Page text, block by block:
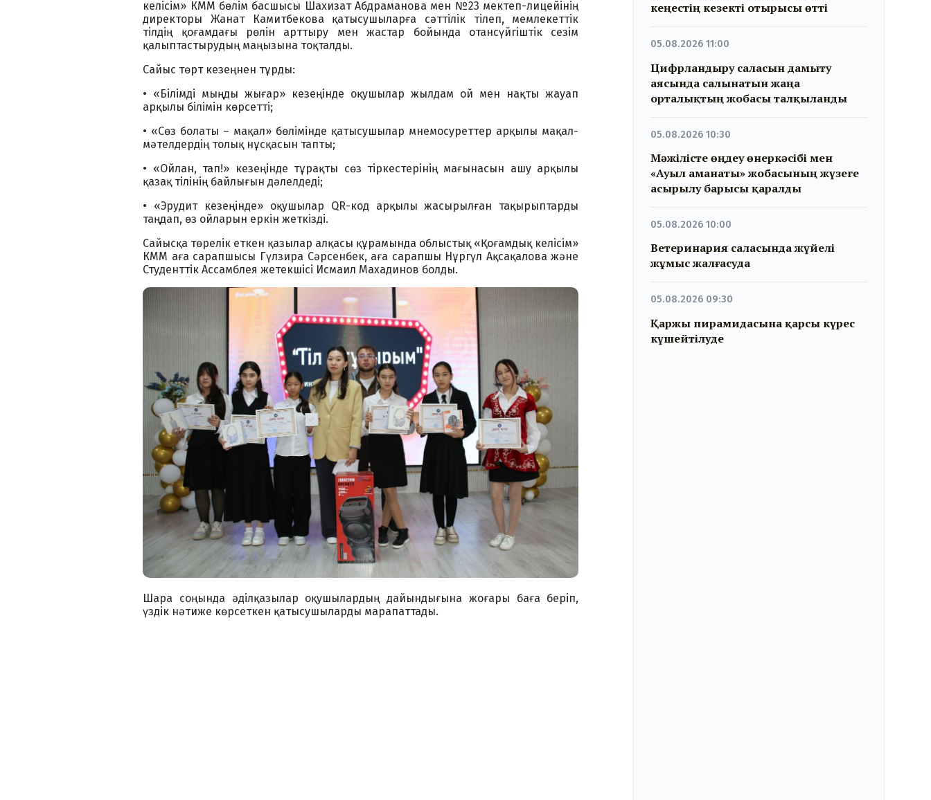
келісім» КММ бөлім басшысы Шахизат Абдраманова мен №23 мектеп-лицейінің
директоры Жанат Камитбекова қатысушыларға сәттілік тілеп, мемлекеттік
тілдің қоғамдағы рөлін арттыру мен жастар бойында отансүйгіштік сезім
қалыптастырудың маңызына тоқталды.
Сайыс төрт кезеңнен тұрды:
• «Білімді мыңды жығар» кезеңінде оқушылар жылдам ой мен нақты жауап
арқылы білімін көрсетті;
• «Сөз болаты – мақал» бөлімінде қатысушылар мнемосуреттер арқылы мақал-
мәтелдердің толық нұсқасын тапты;
• «Ойлан, тап!» кезеңінде тұрақты сөз тіркестерінің мағынасын ашу арқылы
қазақ тілінің байлығын дәлелдеді;
• «Эрудит кезеңінде» оқушылар QR-код арқылы жасырылған тақырыптарды
таңдап, өз ойларын еркін жеткізді.
Сайысқа төрелік еткен қазылар алқасы құрамында облыстық «Қоғамдық келісім»
КММ аға сарапшысы Гүлзира Сәрсенбек, аға сарапшы Нұргүл Ақсақалова және
Студенттік Ассамблея жетекшісі Исмаил Махадинов болды.
Шара соңында әділқазылар оқушылардың дайындығына жоғары баға беріп,
үздік нәтиже көрсеткен қатысушыларды марапаттады.
кеңестің кезекті отырысы өтті
05.08.2026 11:00
Цифрландыру саласын дамыту
аясында салынатын жаңа
орталықтың жобасы талқыланды
05.08.2026 10:30
Мәжілісте өңдеу өнеркәсібі мен
«Ауыл аманаты» жобасының жүзеге
асырылу барысы қаралды
05.08.2026 10:00
Ветеринария саласында жүйелі
жұмыс жалғасуда
05.08.2026 09:30
Қаржы пирамидасына қарсы күрес
күшейтілуде